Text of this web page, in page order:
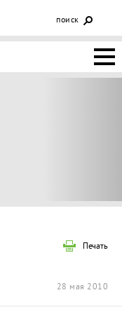
поиск
Печать
28 мая 2010